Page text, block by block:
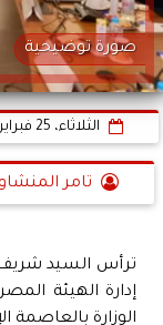
صورة توضيحية
الثلاثاء، 25 فبراير 2025
تامر
ترأس السيد شريف
إدارة الهيئة
الوزارة بالعاصمة